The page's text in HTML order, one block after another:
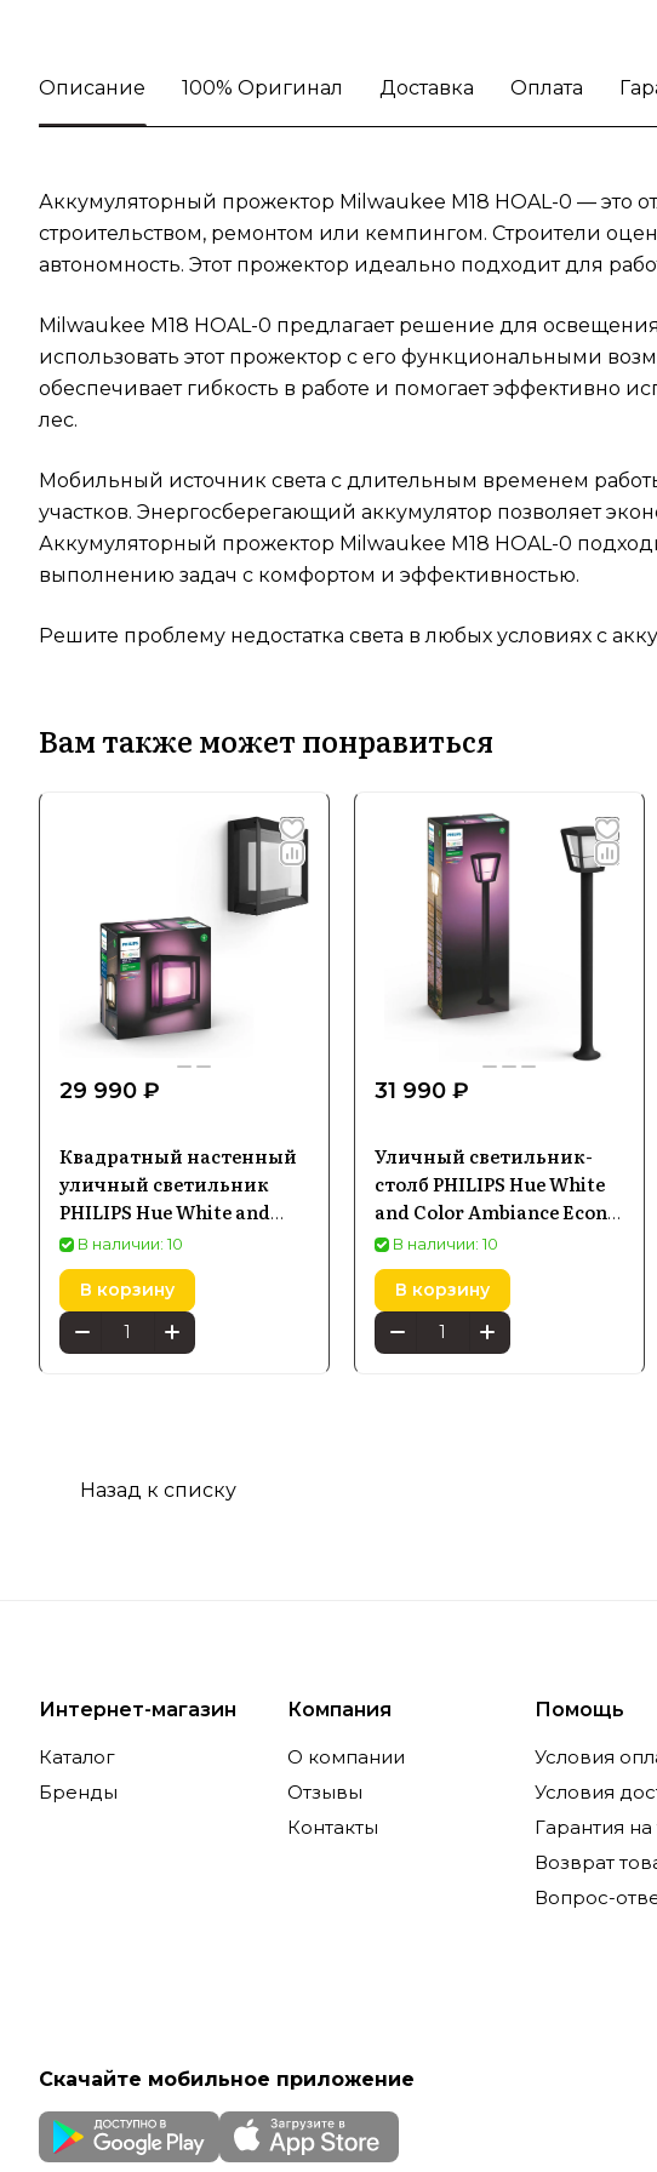
Описание 100% Оригинал Доставка Оплата
Аккумуляторный прожектор Milwaukee M18 HOAL-0 —
строительством, ремонтом или кемпингом. Строители
автономность. Этот прожектор идеально подходит для
Milwaukee M18 HOAL-0 предлагает решение для
использовать этот прожектор с его функциональными
обеспечивает гибкость в работе и помогает эффективно
лес.
Мобильный источник света с длительным временем
участков. Энергосберегающий аккумулятор позволяет
Аккумуляторный прожектор Milwaukee M18 HOAL-0
выполнению задач с комфортом и эффективностью.
Решите проблему недостатка света в любых условиях с
Вам также может понравиться
29 990 ₽
Квадратный настенный
уличный светильник
PHILIPS Hue White and
Color Ambiance Econic
черный 1743830P7
В наличии: 10
В корзину
31 990 ₽
Уличный светильник-
столб PHILIPS Hue White
and Color Ambiance Econic
черный 1744230P7
В наличии: 10
В корзину
Назад к списку
Интернет-магазин
Каталог
Бренды
Компания
О компании
Отзывы
Контакты
Помощь
Условия
Условия
Гарантия на
Возврат
Вопрос-
Скачайте мобильное приложение